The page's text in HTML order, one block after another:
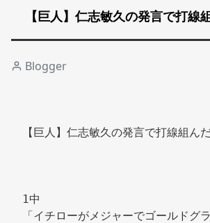
【巨人】仁志敏久の発言で打線
Blogger
【巨人】仁志敏久の発言で打線組ん
1中
「イチローがメジャーでゴールドグ